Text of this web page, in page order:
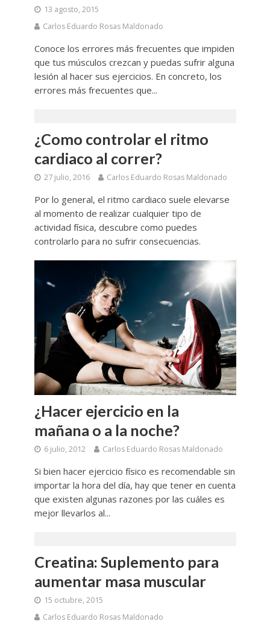
13 agosto, 2015
Carlos Eduardo Rosas Maldonado
Conoce los errores más frecuentes que impiden
que tus músculos crezcan y puedas sufrir alguna
lesión al hacer sus ejercicios. En concreto, los
errores más frecuentes que...
¿Como controlar el ritmo
cardiaco al correr?
27 julio, 2016 Carlos Eduardo Rosas Maldonado
Por lo general, el ritmo cardiaco suele elevarse
al momento de realizar cualquier tipo de
actividad física, descubre como puedes
controlarlo para no sufrir consecuencias.
¿Hacer ejercicio en la
mañana o a la noche?
6 julio, 2012 Carlos Eduardo Rosas Maldonado
Si bien hacer ejercicio físico es recomendable sin
importar la hora del día, hay que tener en cuenta
que existen algunas razones por las cuáles es
mejor llevarlos al...
Creatina: Suplemento para
aumentar masa muscular
15 octubre, 2015
Carlos Eduardo Rosas Maldonado